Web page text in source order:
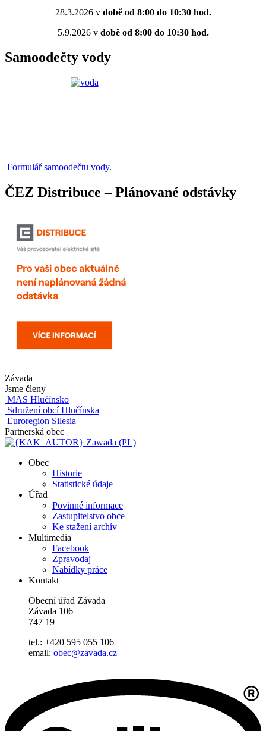
28.3.2026 vdobě od 8:00 do 10:30 hod.
5.9.2026 vdobě od 8:00 do 10:30 hod.
Samoodečty vody
Formulář samoodečtu vody.
ČEZ Distribuce – Plánované odstávky
Závada
Jsme členy
MAS Hlučínsko
Sdružení obcí Hlučínska
Euroregion Silesia
Partnerská obec
Zawada (PL)
Obec
Historie
Statistické údaje
Úřad
Povinné informace
Zastupitelstvo obce
Ke stažení archív
Multimedia
Facebook
Zpravodaj
Nabídky práce
Kontakt
Obecní úřad Závada
Závada 106
747 19
tel.: +420 595 055 106
email: obec@zavada.cz